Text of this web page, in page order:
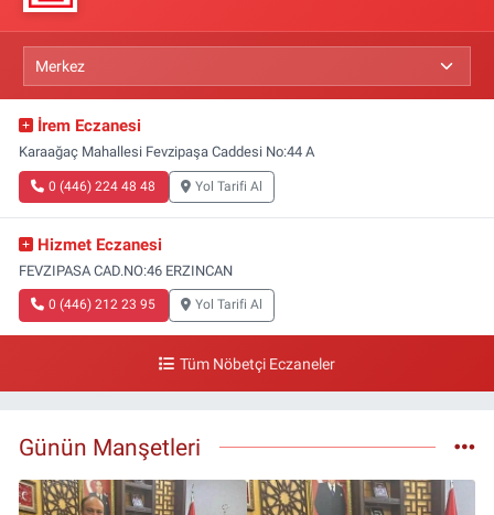
İrem Eczanesi
Karaağaç Mahallesi Fevzipaşa Caddesi No:44 A
0 (446) 224 48 48 Yol Tarifi Al
Hizmet Eczanesi
FEVZIPASA CAD.NO:46 ERZINCAN
0 (446) 212 23 95 Yol Tarifi Al
Tüm Nöbetçi Eczaneler
Günün Manşetleri